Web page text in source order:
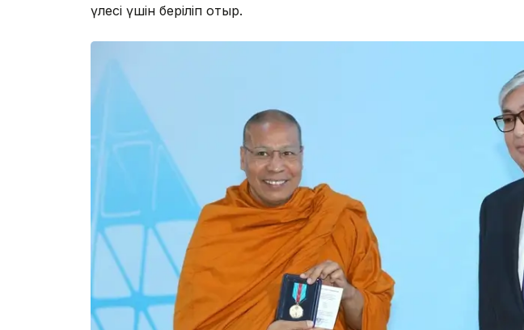
үлесі үшін беріліп отыр.